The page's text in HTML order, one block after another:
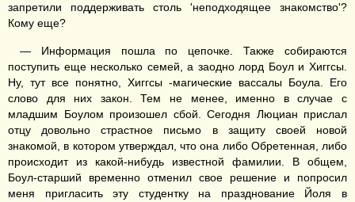
запретили поддерживать столь 'неподходящее знакомство'?
Кому еще?
— Информация пошла по цепочке. Также собираются
поступить еще несколько семей, а заодно лорд Боул и Хиггсы.
Ну, тут все понятно, Хиггсы -магические вассалы Боула. Его
слово для них закон. Тем не менее, именно в случае с
младшим Боулом произошел сбой. Сегодня Люциан прислал
отцу довольно страстное письмо в защиту своей новой
знакомой, в котором утверждал, что она либо Обретенная, либо
происходит из какой-нибудь известной фамилии. В общем,
Боул-старший временно отменил свое решение и попросил
меня пригласить эту студентку на празднование Йоля в